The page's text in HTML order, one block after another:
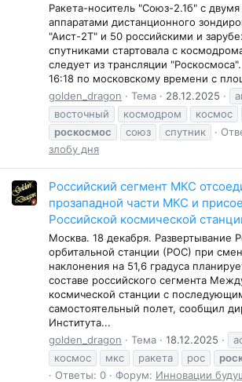
Ракета-носитель "Союз-2.1б" с
аппаратами дистанционного
"Аист-2Т" и 50 российскими и
спутниками стартовала с
следует из трансляции
16:18 по московскому времени с
golden_dragon
Тема 28.12.2025
восточный
космодром космос
роскосмос
союз спутник
злобу дня
Российский сегмент МКС
прозападной части МКС и
Российской космической
Москва. 18 декабря. Развертывание
орбитальной станции (РОС) при
наклонения на 51,6 градуса
составе российского сегмента
космической станции с
самостоятельный полет, сообщил
Института...
golden_dragon
Тема 18.12.2025
космос
мкс ракета рос
Ответы: 0
Форум: Инновации